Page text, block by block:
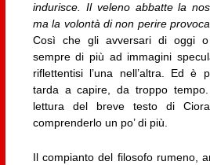
indurisce. Il veleno abbatte la
ma la volontà di non perire
Così che gli avversari di oggi
sempre di più ad immagini
riflettentisi l’una nell’altra. Ed è
tarda a capire, da troppo tempo.
lettura del breve testo di
comprenderlo un po’ di più.
Il compianto del filosofo rumeno,